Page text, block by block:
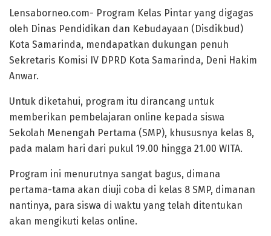
Lensaborneo.com- Program Kelas Pintar yang digagas
oleh Dinas Pendidikan dan Kebudayaan (Disdikbud)
Kota Samarinda, mendapatkan dukungan penuh
Sekretaris Komisi IV DPRD Kota Samarinda, Deni Hakim
Anwar.
Untuk diketahui, program itu dirancang untuk
memberikan pembelajaran online kepada siswa
Sekolah Menengah Pertama (SMP), khususnya kelas 8,
pada malam hari dari pukul 19.00 hingga 21.00 WITA.
Program ini menurutnya sangat bagus, dimana
pertama-tama akan diuji coba di kelas 8 SMP, dimanan
nantinya, para siswa di waktu yang telah ditentukan
akan mengikuti kelas online.